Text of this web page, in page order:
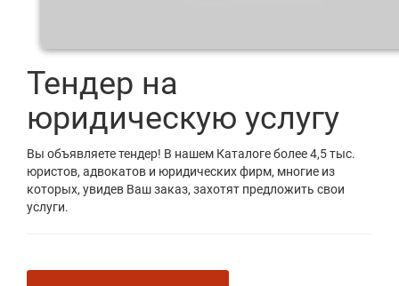
Тендер на
юридическую услугу
Вы объявляете тендер! В нашем Каталоге более 4,5 тыс.
юристов, адвокатов и юридических фирм, многие из
которых, увидев Ваш заказ, захотят предложить свои
услуги.